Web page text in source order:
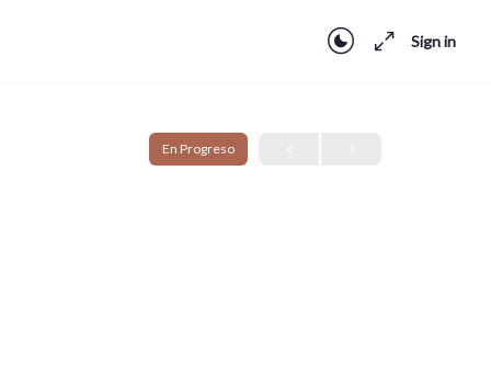
Sign in
En Progreso